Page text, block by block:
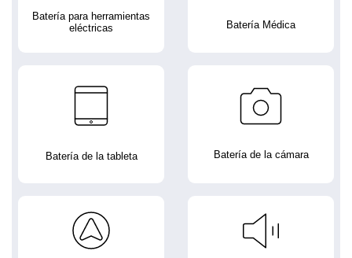
Batería para herramientas
eléctricas
Batería Médica
Batería de la tableta Batería de la cámara